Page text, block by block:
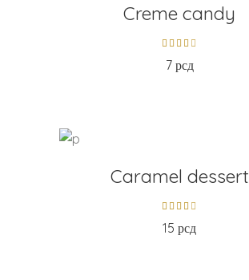
Creme candy
7 рсд
ADD TO CART
Caramel dessert
15 рсд